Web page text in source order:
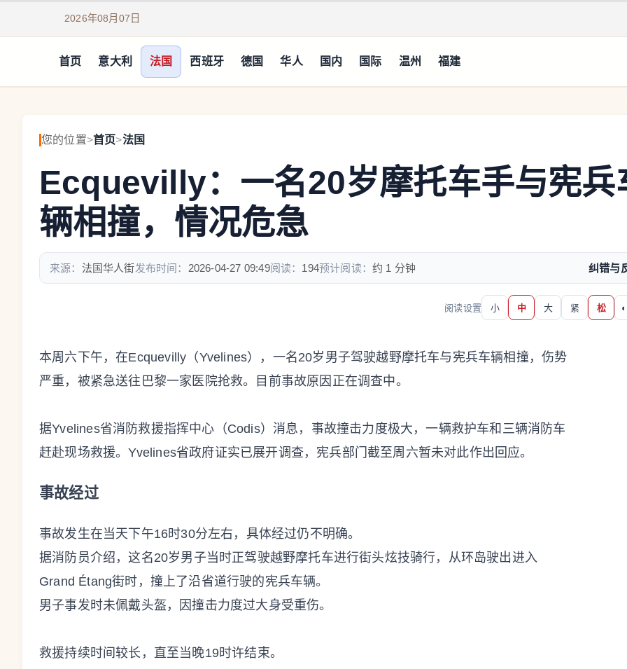
2026年08月07日
首页 意大利 法国 西班牙 德国 华人 国内 国际 温州 福建
您的位置>首页>法国
Ecquevilly：一名20岁摩托车手与宪兵
辆相撞，情况危急
来源： 法国华人街发布时间： 2026-04-27 09:49阅读： 194预计阅读：约 1 分钟 纠错与
阅读设置 小 中 大 紧 松 ◐
本周六下午，在Ecquevilly（Yvelines），一名20岁男子驾驶越野摩托车与宪兵车辆相撞，伤势
严重，被紧急送往巴黎一家医院抢救。目前事故原因正在调查中。
据Yvelines省消防救援指挥中心（Codis）消息，事故撞击力度极大，一辆救护车和三辆消防车
赶赴现场救援。Yvelines省政府证实已展开调查，宪兵部门截至周六暂未对此作出回应。
事故经过
事故发生在当天下午16时30分左右，具体经过仍不明确。
据消防员介绍，这名20岁男子当时正驾驶越野摩托车进行街头炫技骑行，从环岛驶出进入
Grand Étang街时，撞上了沿省道行驶的宪兵车辆。
男子事发时未佩戴头盔，因撞击力度过大身受重伤。
救援持续时间较长，直至当晚19时许结束。